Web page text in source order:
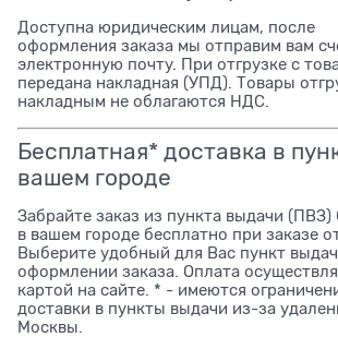
Доступна юридическим лицам, после
оформления заказа мы отправим вам
электронную почту. При отгрузке с
передана накладная (УПД). Товары
накладным не облагаются НДС.
Бесплатная* доставка в
вашем городе
Забрайте заказ из пункта выдачи
в вашем городе бесплатно при заказе
Выберите удобный для Вас пункт
оформлении заказа. Оплата
картой на сайте. * - имеются
доставки в пункты выдачи из-за
Москвы.